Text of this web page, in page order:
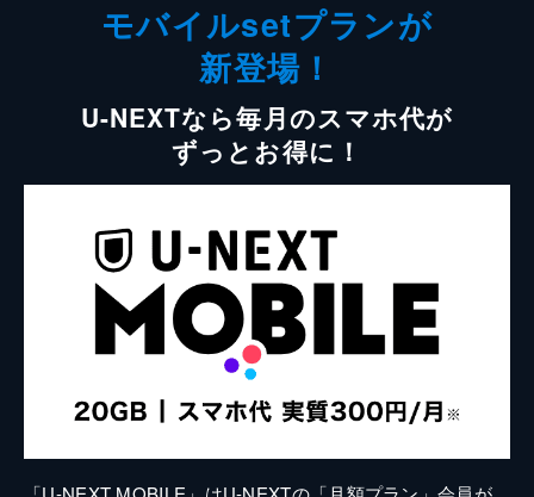
モバイルsetプランが
新登場！
U-NEXTなら毎月のスマホ代が
ずっとお得に！